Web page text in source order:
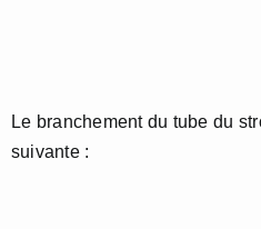
Le branchement du tube du
suivante :